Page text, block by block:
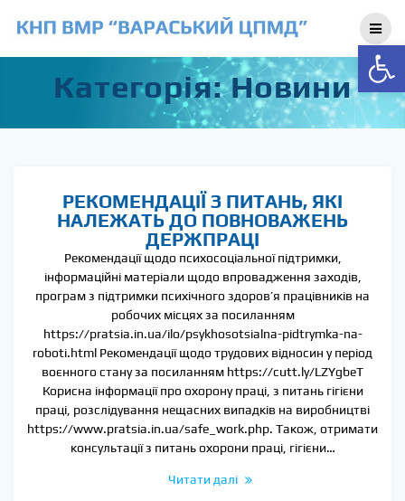
to
Категорія:Новини
РЕКОМЕНДАЦІЇ З ПИТАНЬ, ЯКІ
НАЛЕЖАТЬ ДО ПОВНОВАЖЕНЬ
ДЕРЖПРАЦІ
Рекомендації щодо психосоціальної підтримки,
інформаційні матеріали щодо впровадження заходів,
програм з підтримки психічного здоров’я працівників на
робочих місцях за посиланням
https://pratsia.in.ua/ilo/psykhosotsialna-pidtrymka-na-
roboti.html Рекомендації щодо трудових відносин у період
воєнного стану за посиланням https://cutt.ly/LZYgbeT
Корисна інформації про охорону праці, з питань гігієни
праці, розслідування нещасних випадків на виробництві
https://www.pratsia.in.ua/safe_work.php. Також, отримати
консультації з питань охорони праці, гігієни…
Читати далі